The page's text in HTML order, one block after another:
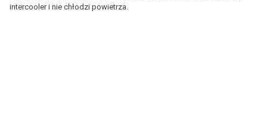
intercooler i nie chłodzi powietrza.